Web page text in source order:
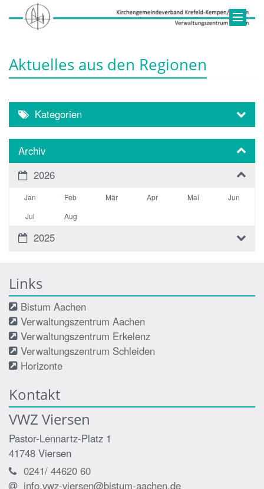
Aktuelles aus den Regionen
Kategorien
Archiv
2026
Jan Feb Mär Apr Mai
Jun
Jul
Aug
2025
Links
Bistum Aachen
Verwaltungszentrum Aachen
Verwaltungszentrum Erkelenz
Verwaltungszentrum Schleiden
Horizonte
Kontakt
VWZ Viersen
Pastor-Lennartz-Platz 1
41748 Viersen
0241/ 44620 60
info.vwz-viersen@bistum-aachen.de